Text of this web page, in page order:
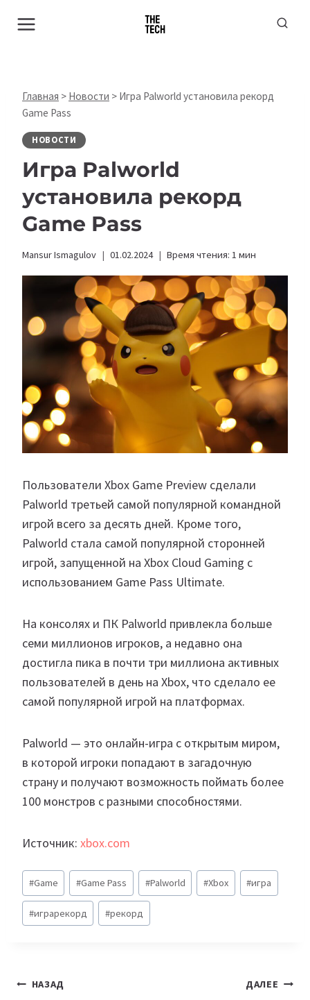
Главная > Новости > Игра Palworld установила рекорд
Game Pass
НОВОСТИ
Игра Palworld
установила рекорд
Game Pass
Mansur Ismagulov 01.02.2024 Время чтения: 1 мин
Пользователи Xbox Game Preview сделали
Palworld третьей самой популярной командной
игрой всего за десять дней. Кроме того,
Palworld стала самой популярной сторонней
игрой, запущенной на Xbox Cloud Gaming с
использованием Game Pass Ultimate.
На консолях и ПК Palworld привлекла больше
семи миллионов игроков, а недавно она
достигла пика в почти три миллиона активных
пользователей в день на Xbox, что сделало ее
самой популярной игрой на платформах.
Palworld — это онлайн-игра с открытым миром,
в которой игроки попадают в загадочную
страну и получают возможность поймать более
100 монстров с разными способностями.
Источник: xbox.com
Метки
записи:
#Game #Game Pass #Palworld #Xbox #игра
#играрекорд #рекорд
Навигация
НАЗАД ДАЛЕЕ